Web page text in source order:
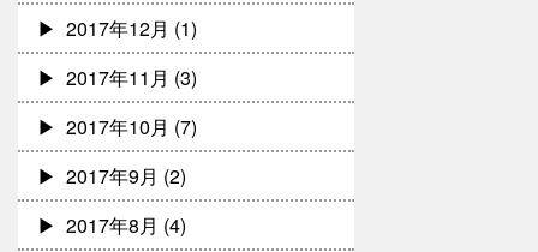
2017年12月 (1)
2017年11月 (3)
2017年10月 (7)
2017年9月 (2)
2017年8月 (4)